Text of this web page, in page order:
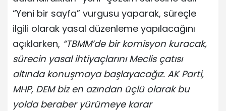
“Yeni bir sayfa” vurgusu yaparak, süreçle
ilgili olarak yasal düzenleme yapılacağını
açıklarken, “TBMM’de bir komisyon kuracak,
sürecin yasal ihtiyaçlarını Meclis çatısı
altında konuşmaya başlayacağız. AK Parti,
MHP, DEM biz en azından üçlü olarak bu
yolda beraber yürümeye karar